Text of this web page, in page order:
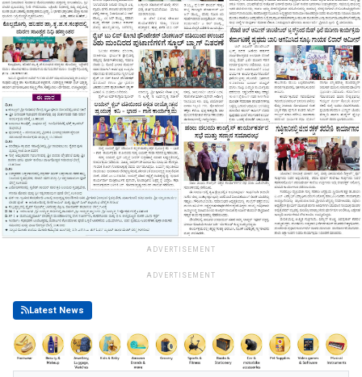
ADVERTISEMENT
ADVERTISEMENT
Latest News